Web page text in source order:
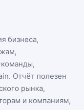
бизнеса,
Отчёт полезен
рынка,
и компаниям,